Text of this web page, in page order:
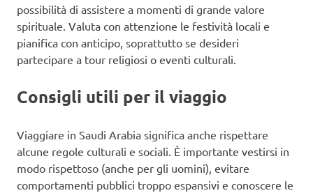
possibilità di assistere a momenti di grande valore
spirituale. Valuta con attenzione le festività locali e
pianifica con anticipo, soprattutto se desideri
partecipare a tour religiosi o eventi culturali.
Consigli utili per il viaggio
Viaggiare in Saudi Arabia significa anche rispettare
alcune regole culturali e sociali. È importante vestirsi in
modo rispettoso (anche per gli uomini), evitare
comportamenti pubblici troppo espansivi e conoscere le